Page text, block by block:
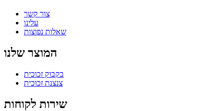
צור קשר
עלינו
שאלות נפוצות
המוצר שלנו
בקבוק זכוכית
צנצנת זכוכית
שירות לקוחות